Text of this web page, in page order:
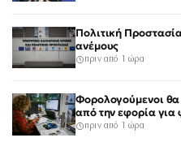
Πολιτική
ανέμους
πριν από 1 ώρα
Φορολογούμενοι
από την εφορία για
πριν από 1 ώρα